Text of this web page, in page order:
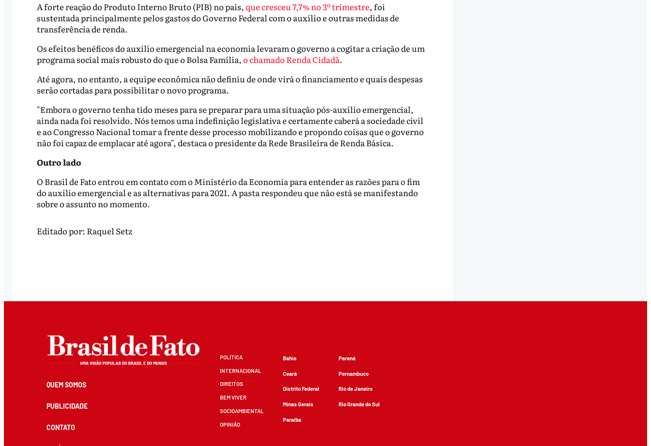
A forte reação do Produto Interno Bruto (PIB) no país, que cresceu 7,7% no 3º trimestre, foi
sustentada principalmente pelos gastos do Governo Federal com o auxílio e outras medidas de
transferência de renda.
Os efeitos benéficos do auxílio emergencial na economia levaram o governo a cogitar a criação de um
programa social mais robusto do que o Bolsa Família, o chamado Renda Cidadã.
Até agora, no entanto, a equipe econômica não definiu de onde virá o financiamento e quais despesas
serão cortadas para possibilitar o novo programa.
"Embora o governo tenha tido meses para se preparar para uma situação pós-auxílio emergencial,
ainda nada foi resolvido. Nós temos uma indefinição legislativa e certamente caberá a sociedade civil
e ao Congresso Nacional tomar a frente desse processo mobilizando e propondo coisas que o governo
não foi capaz de emplacar até agora", destaca o presidente da Rede Brasileira de Renda Básica.
Outro lado
O Brasil de Fato entrou em contato com o Ministério da Economia para entender as razões para o fim
do auxílio emergencial e as alternativas para 2021. A pasta respondeu que não está se manifestando
sobre o assunto no momento.
Editado por: Raquel Setz
QUEM SOMOS
PUBLICIDADE
CONTATO
POLÍTICA
INTERNACIONAL
DIREITOS
BEM VIVER
SOCIOAMBIENTAL
OPINIÃO
Bahia
Ceará
Distrito Federal
Minas Gerais
Paraíba
Paraná
Pernambuco
Rio de Janeiro
Rio Grande do Sul